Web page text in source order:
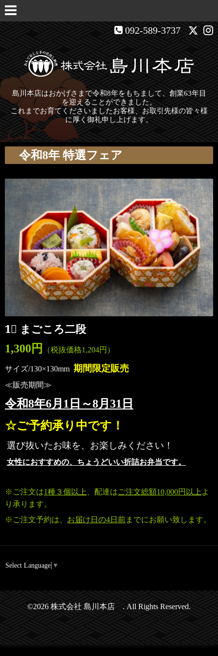
092-589-3737
島川本店はおかげさまで令和8年をもちまして、創業63年目
を迎えることができました。
これまでお育てくださいましたお客様、お取引先様の皆々様
に厚く御礼申し上げます。
令和8年 特選フェア
1⃣ まごころ二段
1,300円 （税抜価格1,204円）
サイズ/130×130mm 期間 限定販売
≪販売期間≫
令和8年6月1日～8月31日
☆ご予約承り中です！
選び抜いたお味を、お楽しみください！
女性におすすめの、ちょうどいい折詰お弁当です。
※ご注文は1種３個以上 、配達はご注文総額10,000円以上 よ
り承ります。
※ご注文予約は、 お届け日の4日前までにお願い致します。
Select Language ▼
©2026 株式会社 島川本店 . All Rights Reserved.